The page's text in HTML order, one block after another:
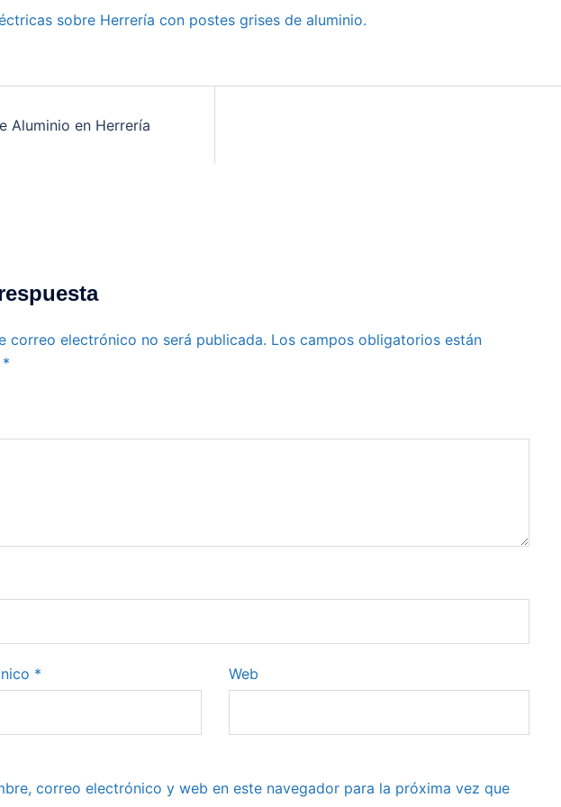
sobre Herrería con postes grises de aluminio.
Aluminio en Herrería
correo electrónico no será publicada. Los campos obligatorios están
*
* Web
correo electrónico y web en este navegador para la próxima vez que